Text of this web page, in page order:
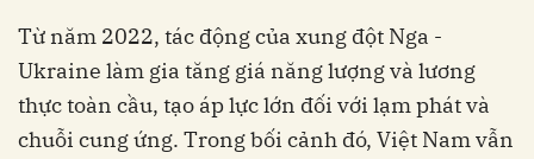
Từ năm 2022, tác động của xung đột Nga -
Ukraine làm gia tăng giá năng lượng và lương
thực toàn cầu, tạo áp lực lớn đối với lạm phát và
chuỗi cung ứng. Trong bối cảnh đó, Việt Nam vẫn